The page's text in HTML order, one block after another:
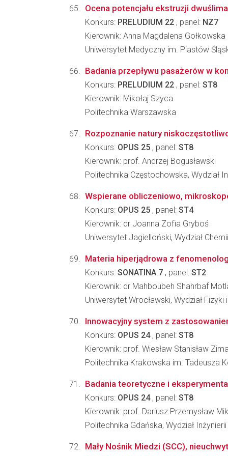
Ocena potencjału ekstruzji
Konkurs: PRELUDIUM 22 , panel: NZ7
Kierownik: Anna Magdalena Gołkowska
Uniwersytet Medyczny im. Piastów
Badania przepływu pasażerów w
Konkurs: PRELUDIUM 22 , panel: ST8
Kierownik: Mikołaj Szyca
Politechnika Warszawska
Rozpoznanie natury
Konkurs: OPUS 25 , panel: ST8
Kierownik: prof. Andrzej Bogusławski
Politechnika Częstochowska, Wydział
Wspierane obliczeniowo,
Konkurs: OPUS 25 , panel: ST4
Kierownik: dr Joanna Zofia Gryboś
Uniwersytet Jagielloński, Wydział Chemii
Materia hiperjądrowa z
Konkurs: SONATINA 7 , panel: ST2
Kierownik: dr Mahboubeh Shahrbaf
Uniwersytet Wrocławski, Wydział
Innowacyjny system z
Konkurs: OPUS 24, panel: ST8
Kierownik: prof. Wiesław Stanisław
Politechnika Krakowska im. Tadeusza
Badania teoretyczne i
Konkurs: OPUS 24, panel: ST8
Kierownik: prof. Dariusz Przemysław
Politechnika Gdańska, Wydział
Mały Nośnik Miedzi (SCC),